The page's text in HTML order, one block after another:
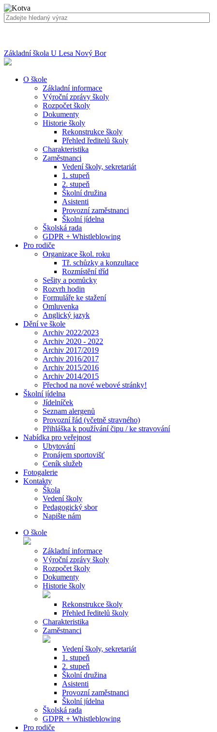
Základní škola U Lesa Nový Bor
O škole
Základní informace
Výroční zprávy školy
Rozpočet školy
Dokumenty
Historie školy
Rekonstrukce školy
Přehled ředitelů školy
Charakteristika
Zaměstnanci
Vedení školy, sekretariát
1. stupeň
2. stupeň
Školní družina
Asistenti
Provozní zaměstnanci
Školní jídelna
Školská rada
GDPR + Whistleblowing
Pro rodiče
Organizace škol. roku
Tř. schůzky a konzultace
Rozmístění tříd
Sešity a pomůcky
Rozvrh hodin
Formuláře ke stažení
Omluvenka
Anglický jazyk
Dění ve škole
Archiv 2022/2023
Archiv 2020 - 2022
Archiv 2017/2019
Archiv 2016/2017
Archiv 2015/2016
Archiv 2014/2015
Přechod na nové webové stránky!
Školní jídelna
Jídelníček
Seznam alergenů
Provozní řád (včetně stravného)
Přihláška k používání čipu / ke stravování
Nabídka pro veřejnost
Ubytování
Pronájem sportovišť
Ceník služeb
Fotogalerie
Kontakty
Škola
Vedení školy
Pedagogický sbor
Napište nám
O škole
Základní informace
Výroční zprávy školy
Rozpočet školy
Dokumenty
Historie školy
Rekonstrukce školy
Přehled ředitelů školy
Charakteristika
Zaměstnanci
Vedení školy, sekretariát
1. stupeň
2. stupeň
Školní družina
Asistenti
Provozní zaměstnanci
Školní jídelna
Školská rada
GDPR + Whistleblowing
Pro rodiče